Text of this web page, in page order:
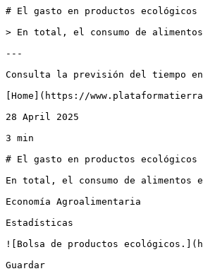
# El gasto en productos ecológicos
> En total, el consumo de
---
Consulta la previsión del tiempo
[Home](https://
28 April 2025
3 min
# El gasto en productos ecológicos
En total, el consumo de alimentos
Economía Agroalimentaria
Estadísticas
![Bolsa de productos
Guardar